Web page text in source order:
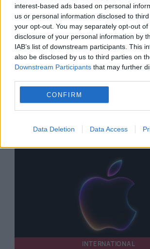
interest-based ads based on personal
us or personal information disclosed to
your opt-out. You may separately opt-out
disclosure of your personal information by
IAB’s list of downstream participants. This
also be disclosed by us to third parties on
Downstream Participants that may further
CONFIRM
Data Deletion Data Access
POLITICA
Bolojan anunță măsuri de
ministere. Aerul condiționat și
INTERNATIONAL